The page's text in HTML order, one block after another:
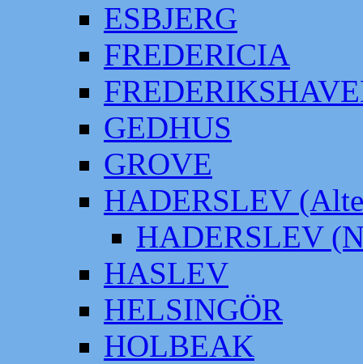
ESBJERG
FREDERICIA
GEDHUS
GROVE
HADERSLEV
HADERSLEV
HASLEV
HELSINGÖR
HOLBEAK